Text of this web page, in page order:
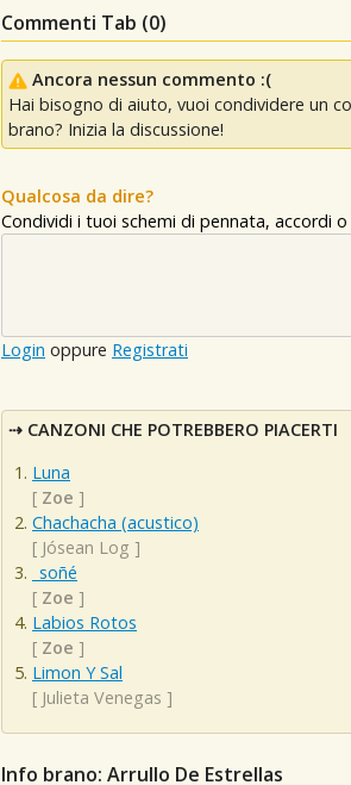
Commenti Tab (0)
Ancora nessun commento :(
Hai bisogno di aiuto, vuoi condividere un
brano? Inizia la discussione!
Qualcosa da dire?
Condividi i tuoi schemi di pennata, accordi
Login oppure Registrati
CANZONI CHE POTREBBERO PIACERTI
Luna
[ Zoe ]
Chachacha (acustico)
[ Jósean Log ]
_soñé
[ Zoe ]
Labios Rotos
[ Zoe ]
Limon Y Sal
[ Julieta Venegas ]
Info brano: Arrullo De Estrellas